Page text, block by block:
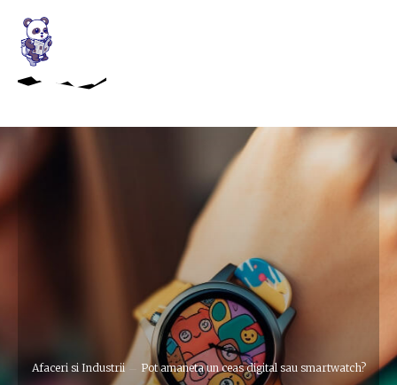
Afaceri si Industrii Pot amaneta un ceas digital sau smartwatch?